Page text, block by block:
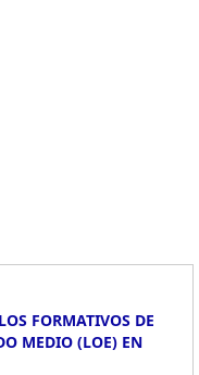
FORMATIVOS DE
MEDIO (LOE) EN